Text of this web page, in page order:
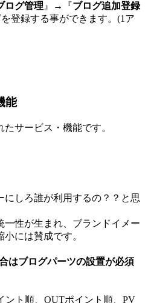
ログ管理 』→『ブログ追加登録
登録する事ができます。(1ア
能
サービス・機能です。
しろ誰が利用するの？？と思
性が生まれ、ブランドイメー
には賛成です。
はブログパーツの設置が必須
ント順、OUTポイント順、PV